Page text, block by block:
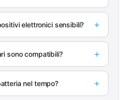
elettronici sensibili?
sono compatibili?
nel tempo?